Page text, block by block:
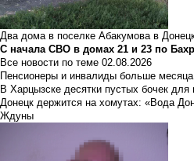
Два дома в поселке Абакумова в
С начала СВО в домах 21 и 23 по
Все новости по теме 02.08.2026
Пенсионеры и инвалиды больше
В Харцызске десятки пустых бочек
Донецк держится на хомутах: «Вода
Ждуны